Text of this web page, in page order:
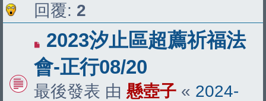
回覆: 2
2023汐止區超薦祈福法
會-正行08/20
最後發表 由 懸壺子 « 2024-